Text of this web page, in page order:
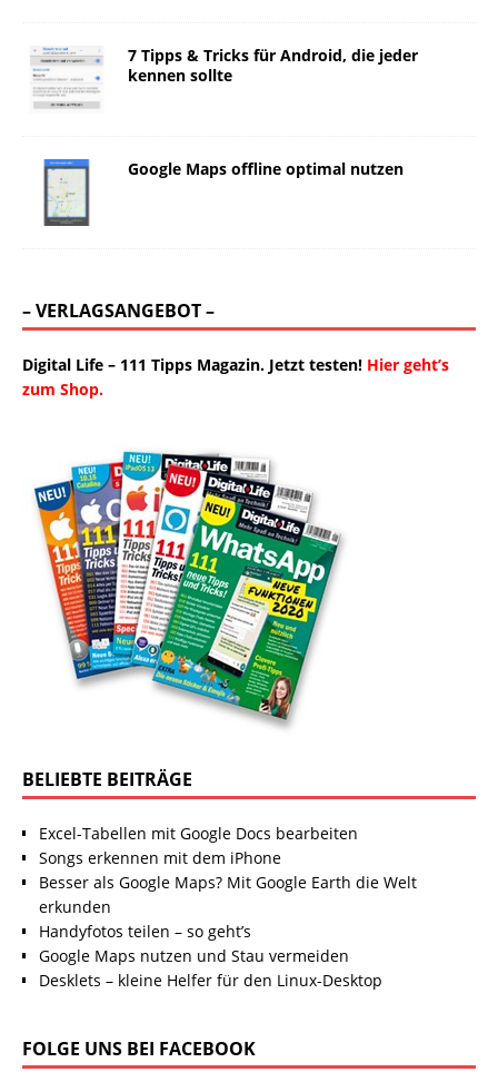
7 Tipps & Tricks für Android, die jeder
kennen sollte
Google Maps offline optimal nutzen
– VERLAGSANGEBOT –
Digital Life – 111 Tipps Magazin. Jetzt testen! Hier geht’s
zum Shop.
BELIEBTE BEITRÄGE
Excel-Tabellen mit Google Docs bearbeiten
Songs erkennen mit dem iPhone
Besser als Google Maps? Mit Google Earth die Welt
erkunden
Handyfotos teilen – so geht’s
Google Maps nutzen und Stau vermeiden
Desklets – kleine Helfer für den Linux-Desktop
FOLGE UNS BEI FACEBOOK